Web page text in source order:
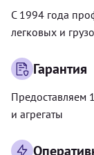
С 1994 года
легковых и
Гарантия
Предоставляем
и агрегаты